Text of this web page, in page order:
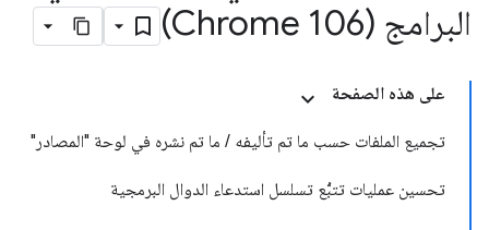
البرامج (Chrome 106)
على هذه الصفحة
تجميع الملفات حسب ما تم تأليفه / ما تم نشره في لوحة "المصادر"
تحسين عمليات تتبُّع تسلسل استدعاء الدوال البرمجية